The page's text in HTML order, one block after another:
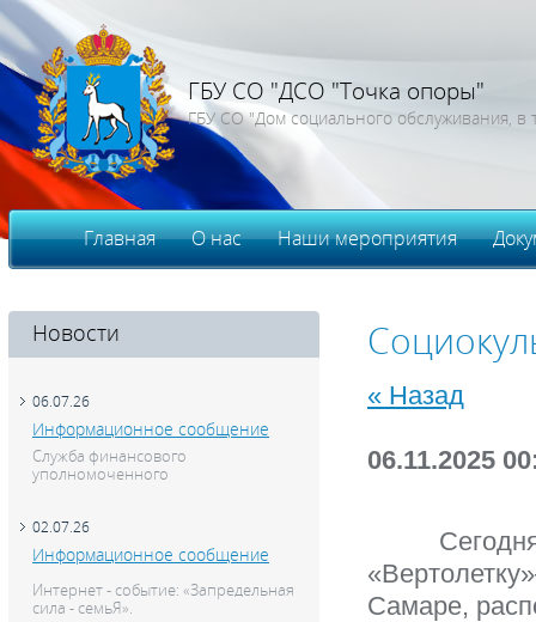
ГБУ СО "ДСО "Точка опоры"
ГБУ СО "Дом социального обслуживания, в
Главная О нас Наши мероприятия
« Назад
06.11.2025
Сегодня
Самаре,
Новости
06.07.26
Информационное сообщение
Служба финансового
уполномоченного
02.07.26
Информационное сообщение
Интернет - событие: «Запредельная
сила - семьЯ».